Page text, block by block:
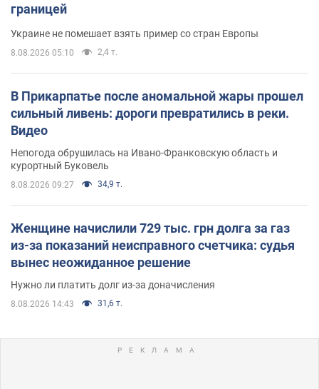
границей
Украине не помешает взять пример со стран Европы
8.08.2026 05:10 2,4 т.
В Прикарпатье после аномальной жары прошел
сильный ливень: дороги превратились в реки.
Видео
Непогода обрушилась на Ивано-Франковскую область и
курортный Буковель
8.08.2026 09:27 34,9 т.
Женщине начислили 729 тыс. грн долга за газ
из-за показаний неисправного счетчика: судья
вынес неожиданное решение
Нужно ли платить долг из-за доначисления
8.08.2026 14:43 31,6 т.